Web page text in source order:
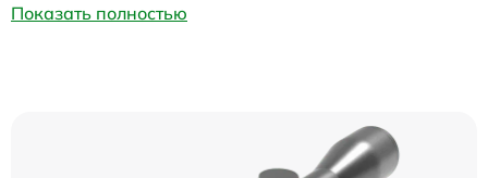
Показать полностью